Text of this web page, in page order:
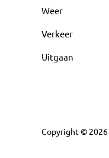
Weer
Verkeer
Uitgaan
Copyright © 2026